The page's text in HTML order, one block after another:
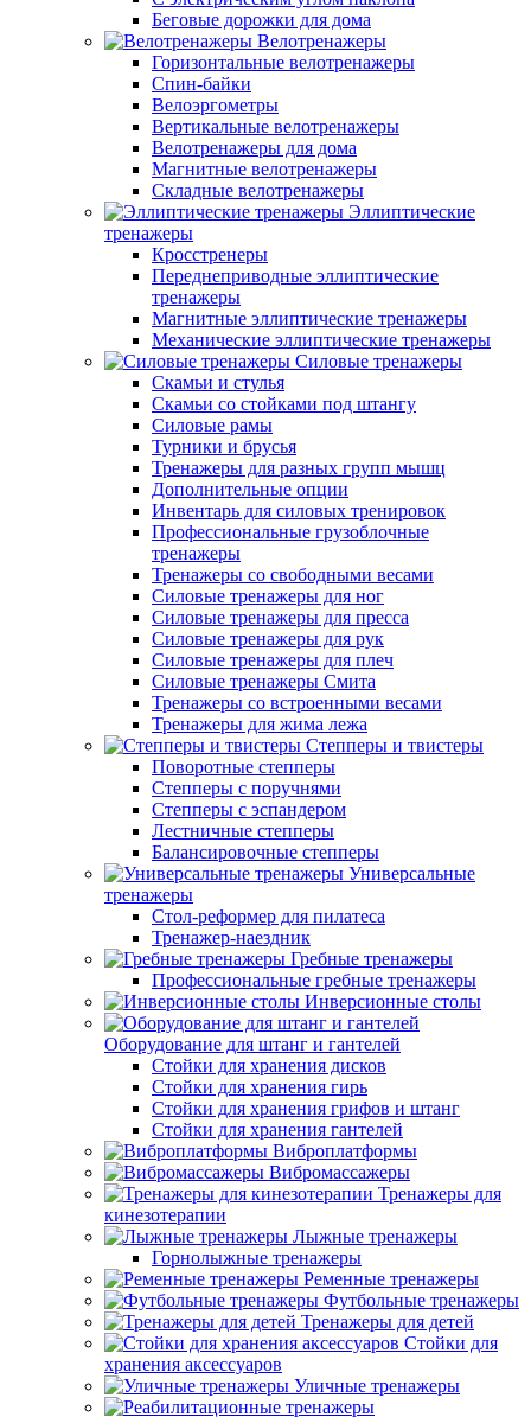
Беговые дорожки для дома
Велотренажеры
Горизонтальные велотренажеры
Спин-байки
Велоэргометры
Вертикальные велотренажеры
Велотренажеры для дома
Магнитные велотренажеры
Складные велотренажеры
Эллиптические
тренажеры
Кросстренеры
Переднеприводные эллиптические
тренажеры
Магнитные эллиптические тренажеры
Механические эллиптические тренажеры
Силовые тренажеры
Скамьи и стулья
Скамьи со стойками под штангу
Силовые рамы
Турники и брусья
Тренажеры для разных групп мышц
Дополнительные опции
Инвентарь для силовых тренировок
Профессиональные грузоблочные
тренажеры
Тренажеры со свободными весами
Силовые тренажеры для ног
Силовые тренажеры для пресса
Силовые тренажеры для рук
Силовые тренажеры для плеч
Силовые тренажеры Смита
Тренажеры со встроенными весами
Тренажеры для жима лежа
Степперы и твистеры
Поворотные степперы
Степперы с поручнями
Степперы с эспандером
Лестничные степперы
Балансировочные степперы
Универсальные
тренажеры
Стол-реформер для пилатеса
Тренажер-наездник
Гребные тренажеры
Профессиональные гребные тренажеры
Инверсионные столы
Оборудование для штанг и гантелей
Стойки для хранения дисков
Стойки для хранения гирь
Стойки для хранения грифов и штанг
Стойки для хранения гантелей
Виброплатформы
Вибромассажеры
Тренажеры для
кинезотерапии
Лыжные тренажеры
Горнолыжные тренажеры
Ременные тренажеры
Футбольные тренажеры
Тренажеры для детей
Стойки для
хранения аксессуаров
Уличные тренажеры